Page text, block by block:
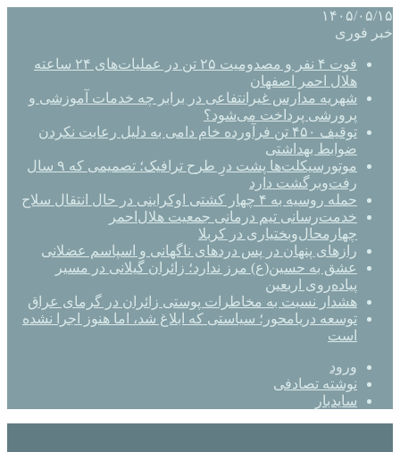
۱۴۰۵/۰۵/۱۵
خبر فوری
فوت ۴ نفر و مصدومیت ۲۵ تن در عملیات‌های ۲۴ ساعته
هلال احمر اصفهان
شهریه مدارس غیرانتفاعی در برابر چه خدمات آموزشی و
پرورشی پرداخت می‌شود؟
توقیف ۴۵۰ تن فرآورده خام دامی به دلیل رعایت نکردن
ضوابط بهداشتی
موتورسیکلت‌ها پشت درِ طرح ترافیک؛ تصمیمی که ۹ سال
رفت‌وبرگشت دارد
حمله روسیه به ۴ چهار کشتی اوکراینی در حال انتقال سلاح
خدمت‌رسانی تیم درمانی جمعیت هلال‌احمر
چهارمحال‌وبختیاری در کربلا
رازهای پنهان در پس دردهای ناگهانی و اسپاسم عضلانی
عشق به حسین(ع) مرز ندارد؛ زائران گیلانی در مسیر
پیاده‌روی اربعین
هشدار نسبت به مخاطرات پوستی زائران در گرمای عراق
توسعه دریامحور؛ سیاستی که ابلاغ شد، اما هنوز اجرا نشده
است
ورود
نوشته تصادفی
سایدبار